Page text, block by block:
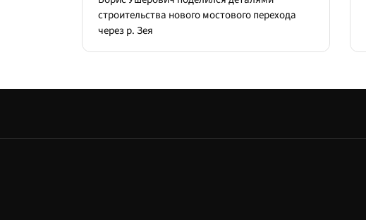
строительства нового мостового перехода
через р. Зея